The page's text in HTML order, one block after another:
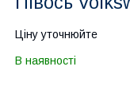
Ціну уточнюйте
В наявності